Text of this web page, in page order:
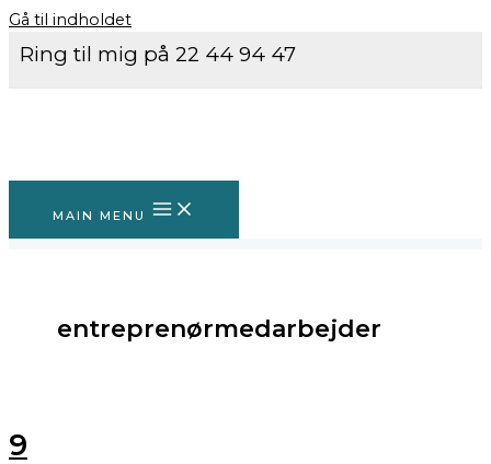
Gå til indholdet
Ring til mig på 22 44 94 47
MAIN MENU
entreprenørmedarbejder
9